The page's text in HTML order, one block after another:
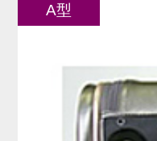
A型